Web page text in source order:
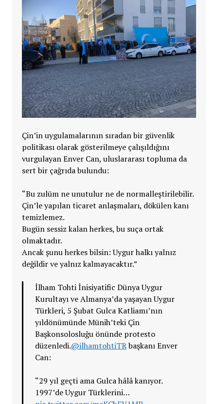
Çin’in uygulamalarının sıradan bir güvenlik
politikası olarak gösterilmeye çalışıldığını
vurgulayan Enver Can, uluslararası topluma da
sert bir çağrıda bulundu:
“Bu zulüm ne unutulur ne de normalleştirilebilir.
Çin’le yapılan ticaret anlaşmaları, dökülen kanı
temizlemez.
Bugün sessiz kalan herkes, bu suça ortak
olmaktadır.
Ancak şunu herkes bilsin: Uygur halkı yalnız
değildir ve yalnız kalmayacaktır.”
İlham Tohti İnisiyatific Dünya Uygur
Kurultayı ve Almanya’da yaşayan Uygur
Türkleri, 5 Şubat Gulca Katliamı’nın
yıldönümünde Münih’teki Çin
Başkonsolosluğu önünde protesto
düzenledi.@ilhamtohtiTRbaşkanı Enver
Can:
“29 yıl geçti ama Gulca hâlâ kanıyor.
1997’de Uygur Türklerini…